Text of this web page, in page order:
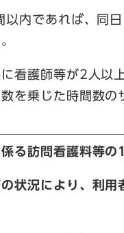
以内であれば、同
看護師等が2人以
を乗じた時間数の
る訪問看護料等の
状況により、利用